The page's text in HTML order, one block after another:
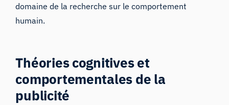
domaine de la recherche sur le comportement
humain.
Théories cognitives et
comportementales de la
publicité